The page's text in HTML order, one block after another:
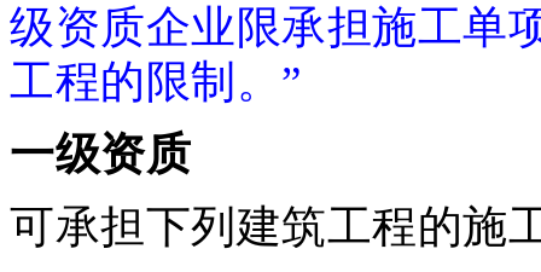
级资质企业限承担施工单
工程的限制。”
一级资质
可承担下列建筑工程的施